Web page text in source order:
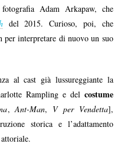
Adam Arkapaw, che
del 2015. Curioso, poi, che
per interpretare di nuovo un suo
al cast già lussureggiante la
Rampling e del costume
,Ant-Man, V per Vendetta],
storica e l’adattamento